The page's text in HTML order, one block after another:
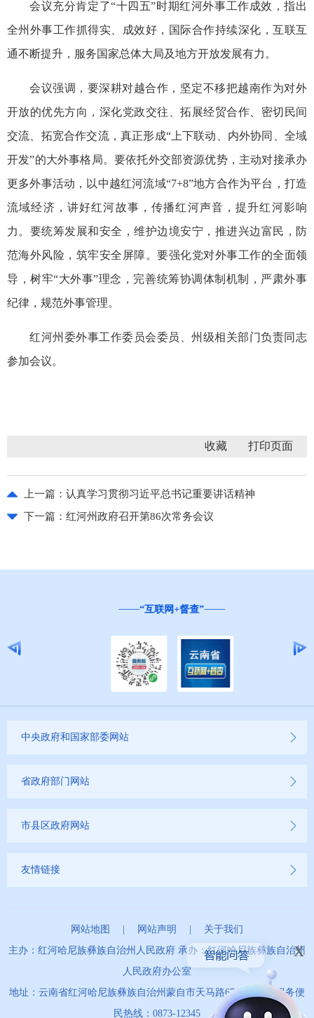
会议充分肯定了“十四五”时期红河外事工作成效，指出
全州外事工作抓得实、成效好，国际合作持续深化，互联互
通不断提升，服务国家总体大局及地方开放发展有力。
会议强调，要深耕对越合作，坚定不移把越南作为对外
开放的优先方向，深化党政交往、拓展经贸合作、密切民间
交流、拓宽合作交流，真正形成“上下联动、内外协同、全域
开发”的大外事格局。要依托外交部资源优势，主动对接承办
更多外事活动，以中越红河流域“7+8”地方合作为平台，打造
流域经济，讲好红河故事，传播红河声音，提升红河影响
力。要统筹发展和安全，维护边境安宁，推进兴边富民，防
范海外风险，筑牢安全屏障。要强化党对外事工作的全面领
导，树牢“大外事”理念，完善统筹协调体制机制，严肃外事
纪律，规范外事管理。
红河州委外事工作委员会委员、州级相关部门负责同志
参加会议。
收藏
上一篇： 认真学习贯彻习近平总书记重要讲话精神
下一篇： 红河州政府召开第86次常务会议
“互联网+督查”
中央政府和国家部委网站
省政府部门网站
市县区政府网站
友情链接
网站地图 网站声明
关于我们
主办：红河哈尼族彝族自治州人民政府 承办：红河哈尼族彝族自治州
人民政府办公室
地址：云南省红河哈尼族彝族自治州蒙自市天马路67号 政务服务便
民热线：0873-12345
x